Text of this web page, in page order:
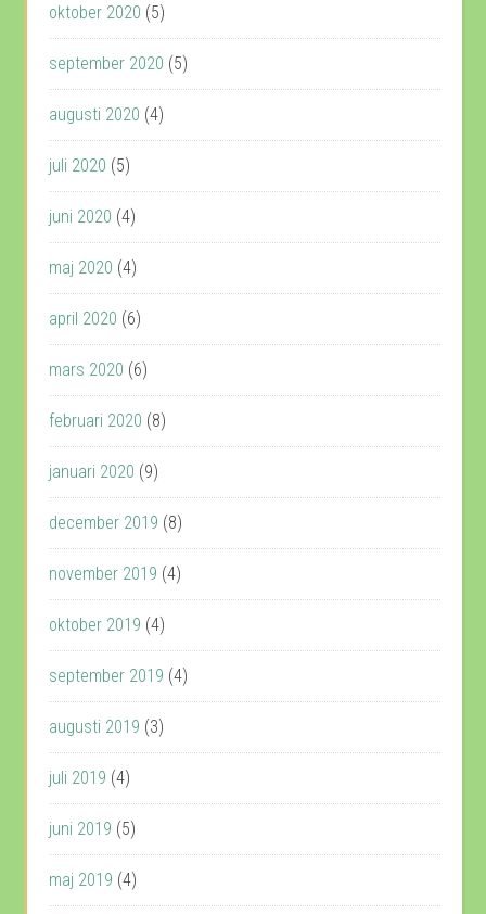
oktober 2020 (5)
september 2020 (5)
augusti 2020 (4)
juli 2020 (5)
juni 2020 (4)
maj 2020 (4)
april 2020 (6)
mars 2020 (6)
februari 2020 (8)
januari 2020 (9)
december 2019 (8)
november 2019 (4)
oktober 2019 (4)
september 2019 (4)
augusti 2019 (3)
juli 2019 (4)
juni 2019 (5)
maj 2019 (4)